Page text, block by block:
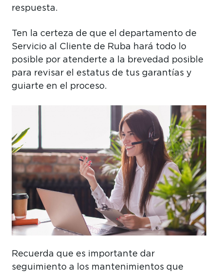
respuesta.
Ten la certeza de que el departamento de
Servicio al Cliente de Ruba hará todo lo
posible por atenderte a la brevedad posible
para revisar el estatus de tus garantías y
guiarte en el proceso.
Recuerda que es importante dar
seguimiento a los mantenimientos que